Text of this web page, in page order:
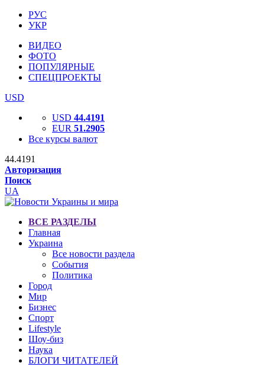
РУС
УКР
ВИДЕО
ФОТО
ПОПУЛЯРНЫЕ
СПЕЦПРОЕКТЫ
USD
USD 44.4191
EUR 51.2905
Все курсы валют
44.4191
Авторизация
Поиск
UA
ВСЕ РАЗДЕЛЫ
Главная
Украина
Все новости раздела
События
Политика
Город
Мир
Бизнес
Спорт
Lifestyle
Шоу-биз
Наука
БЛОГИ ЧИТАТЕЛЕЙ